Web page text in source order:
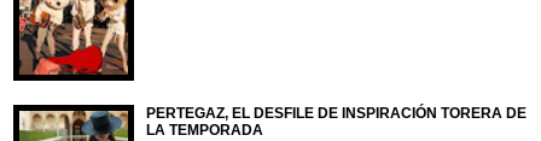
PERTEGAZ, EL DESFILE DE INSPIRACIÓN TORERA DE
LA TEMPORADA